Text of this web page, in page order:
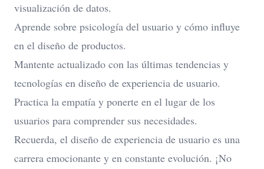
visualización de datos.
Aprende sobre psicología del usuario y cómo influye
en el diseño de productos.
Mantente actualizado con las últimas tendencias y
tecnologías en diseño de experiencia de usuario.
Practica la empatía y ponerte en el lugar de los
usuarios para comprender sus necesidades.
Recuerda, el diseño de experiencia de usuario es una
carrera emocionante y en constante evolución. ¡No